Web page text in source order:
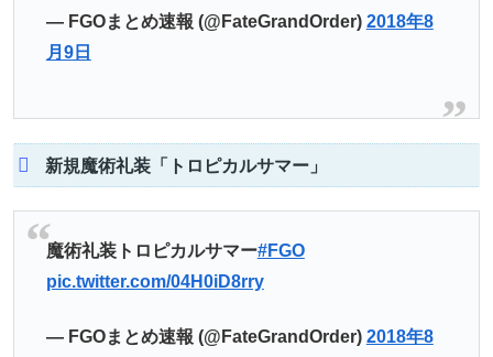
— FGOまとめ速報 (@FateGrandOrder) 2018年8
月9日
新規魔術礼装「トロピカルサマー」
魔術礼装トロピカルサマー#FGO
pic.twitter.com/04H0iD8rry
— FGOまとめ速報 (@FateGrandOrder) 2018年8